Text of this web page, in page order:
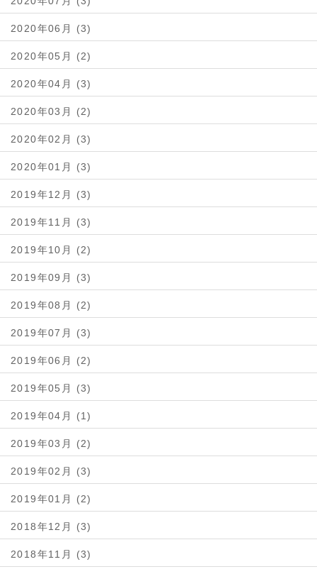
2020年06月 (3)
2020年05月 (2)
2020年04月 (3)
2020年03月 (2)
2020年02月 (3)
2020年01月 (3)
2019年12月 (3)
2019年11月 (3)
2019年10月 (2)
2019年09月 (3)
2019年08月 (2)
2019年07月 (3)
2019年06月 (2)
2019年05月 (3)
2019年04月 (1)
2019年03月 (2)
2019年02月 (3)
2019年01月 (2)
2018年12月 (3)
2018年11月 (3)